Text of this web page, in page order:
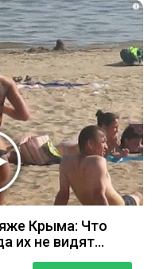
i
Крыма: Что
их не видят...